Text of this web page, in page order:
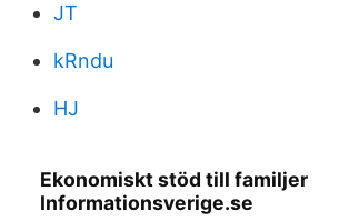
JT
kRndu
HJ
Ekonomiskt stöd till familjer
Informationsverige.se